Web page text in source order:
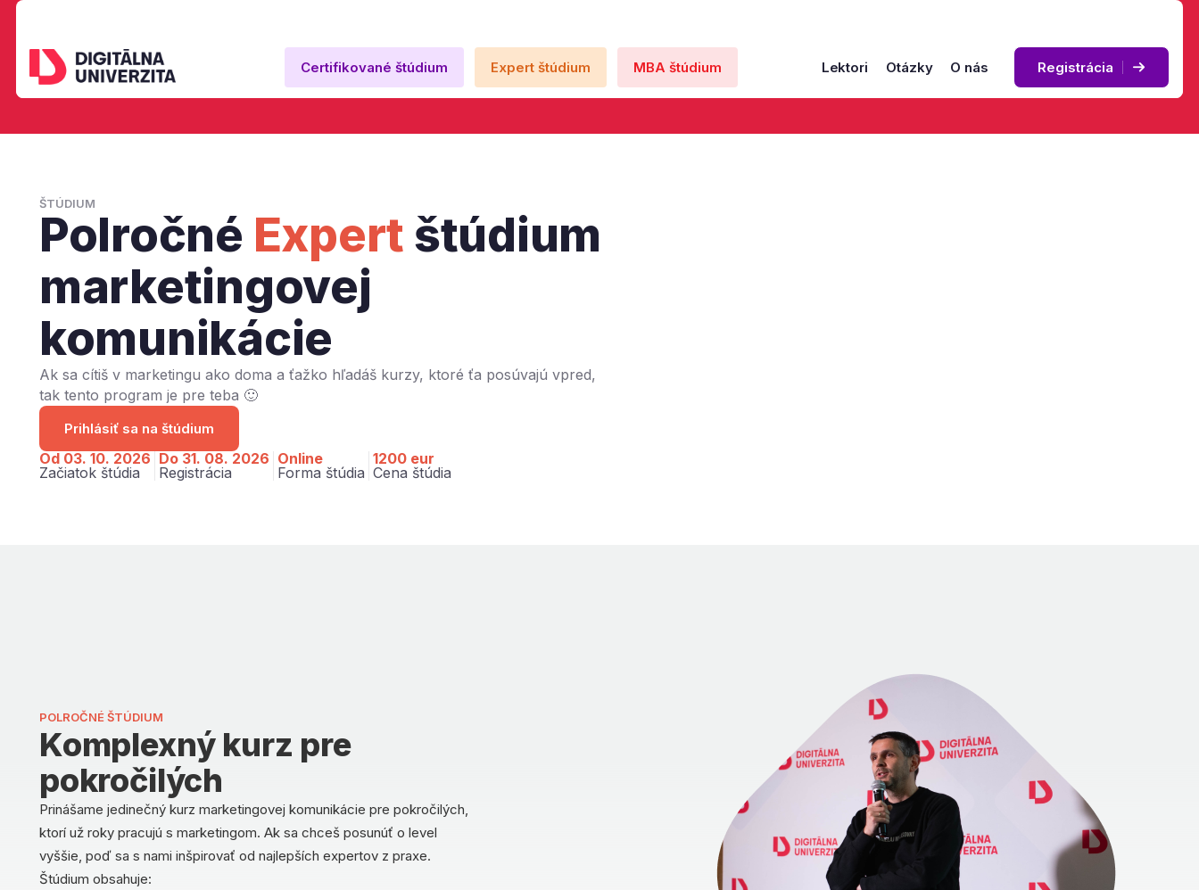
Certifikované štúdium Expert štúdium MBA štúdium Lektori Otázky O nás Registrácia
ŠTÚDIUM
Polročné Expert štúdium
marketingovej
komunikácie
Ak sa cítiš v marketingu ako doma a ťažko hľadáš kurzy, ktoré ťa posúvajú vpred,
tak tento program je pre teba 🙂
Prihlásiť sa na štúdium
Od 03. 10. 2026
Začiatok štúdia
Do 31. 08. 2026
Registrácia
Online
Forma štúdia
1200 eur
Cena štúdia
POLROČNÉ ŠTÚDIUM
Komplexný kurz pre
pokročilých
Prinášame jedinečný kurz marketingovej komunikácie pre pokročilých,
ktorí už roky pracujú s marketingom. Ak sa chceš posunúť o level
vyššie, poď sa s nami inšpirovať od najlepších expertov z praxe.
Štúdium obsahuje: